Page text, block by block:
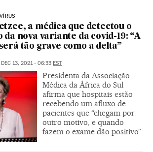
a médica que detectou o
nova variante da covid-19: “A
tão grave como a delta”
DEC 13, 2021 - 06:33 EST
Presidenta da Associação
Médica da África do Sul
afirma que hospitais estão
recebendo um afluxo de
pacientes que “chegam por
outro motivo, e quando
fazem o exame dão positivo”